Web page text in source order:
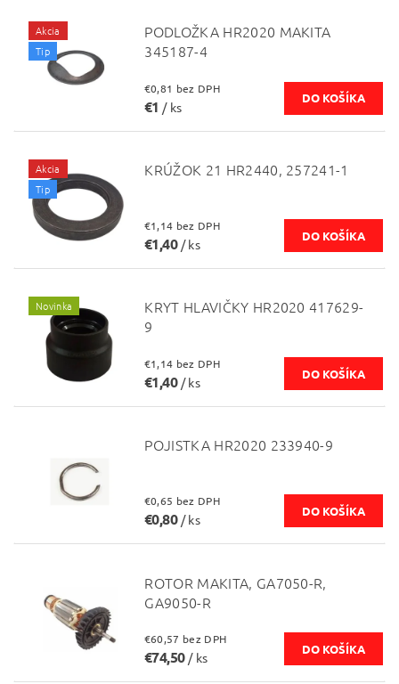
Akcia
Tip
PODLOŽKA HR2020 MAKITA
345187-4
€0,81 bez DPH
€1 / ks
Akcia
Tip
KRÚŽOK 21 HR2440, 257241-1
€1,14 bez DPH
€1,40 / ks
Novinka
KRYT HLAVIČKY HR2020 417629-
9
€1,14 bez DPH
€1,40 / ks
POJISTKA HR2020 233940-9
€0,65 bez DPH
€0,80 / ks
ROTOR MAKITA, GA7050-R,
GA9050-R
€60,57 bez DPH
€74,50 / ks